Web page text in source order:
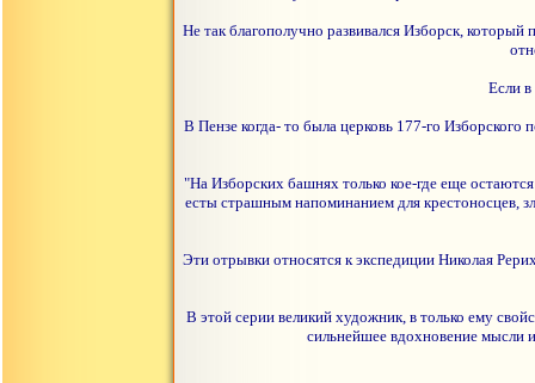
Не так благополучно развивался Изборск,
Если
В Пензе когда- то была церковь 177-го
"На Изборских башнях только кое-где еще
есты страшным напоминанием для крестоносцев,
Эти отрывки относятся к экспедиции Николая
В этой серии великий художник, в только ему
сильнейшее вдохновение мысли